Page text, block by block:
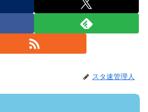
スタ速管理人